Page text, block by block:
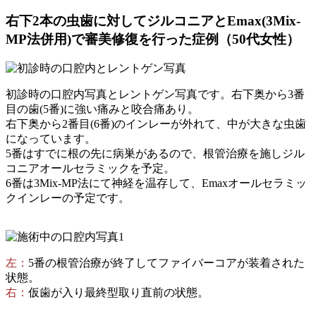
右下2本の虫歯に対してジルコニアとEmax(3Mix-
MP法併用)で審美修復を行った症例（50代女性）
初診時の口腔内写真とレントゲン写真です。右下奥から3番
目の歯(5番)に強い痛みと咬合痛あり。
右下奥から2番目(6番)のインレーが外れて、中が大きな虫歯
になっています。
5番はすでに根の先に病巣があるので、根管治療を施しジル
コニアオールセラミックを予定。
6番は3Mix-MP法にて神経を温存して、Emaxオールセラミッ
クインレーの予定です。
左： 5番の根管治療が終了してファイバーコアが装着された
状態。
右： 仮歯が入り最終型取り直前の状態。